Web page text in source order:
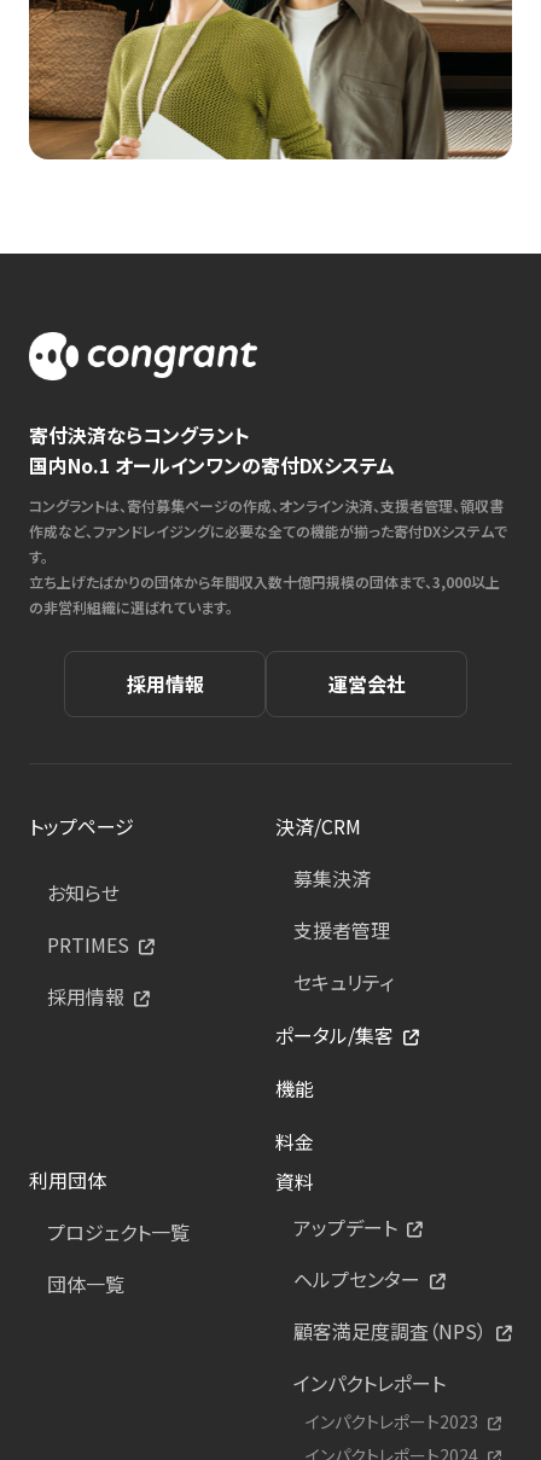
寄付決済ならコングラント
国内No.1 オールインワンの寄付DXシステム
コングラントは、寄付募集ページの作成、オンライン決済、支援者管理、領収書
作成など、ファンドレイジングに必要な全ての機能が揃った寄付DXシステムで
す。
立ち上げたばかりの団体から年間収入数十億円規模の団体まで、3,000以上
の非営利組織に選ばれています。
採用情報 運営会社
トップページ
お知らせ
PRTIMES
採用情報
決済/CRM
募集決済
支援者管理
セキュリティ
ポータル/集客
機能
料金
利用団体
プロジェクト一覧
団体一覧
資料
アップデート
ヘルプセンター
顧客満足度調査（NPS）
インパクトレポート
インパクトレポート2023
インパクトレポート2024